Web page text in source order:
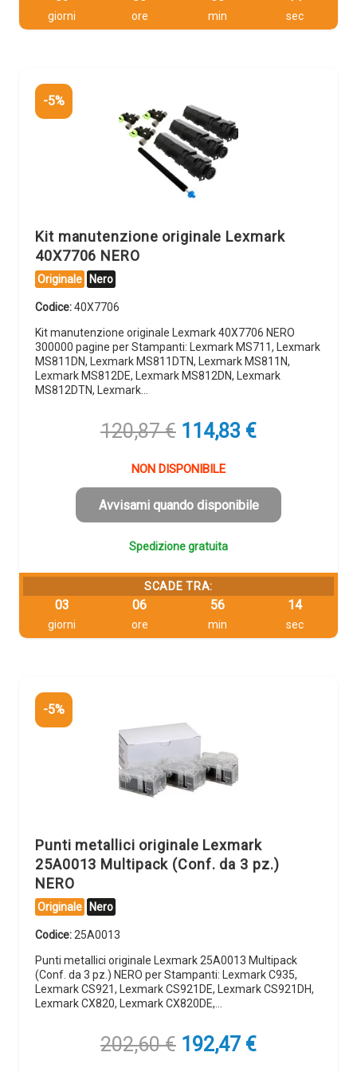
giorni ore min sec
-5%
Kit manutenzione originale Lexmark
40X7706 NERO
Originale Nero
Codice:40X7706
Kit manutenzione originale Lexmark 40X7706 NERO
300000 pagine per Stampanti: Lexmark MS711, Lexmark
MS811DN, Lexmark MS811DTN, Lexmark MS811N,
Lexmark MS812DE, Lexmark MS812DN, Lexmark
MS812DTN, Lexmark…
120,87€ Il
originale
era:
120,87 €.
114,83 €Il
è:
114,83 €.
NON DISPONIBILE
Avvisami quando disponibile
Spedizione gratuita
SCADE TRA:
03
giorni
06
ore
56
min
13
sec
-5%
Punti metallici originale Lexmark
25A0013 Multipack (Conf. da 3 pz.)
NERO
Originale Nero
Codice: 25A0013
Punti metallici originale Lexmark 25A0013 Multipack
(Conf. da 3 pz.) NERO per Stampanti: Lexmark C935,
Lexmark CS921, Lexmark CS921DE, Lexmark CS921DH,
Lexmark CX820, Lexmark CX820DE,…
202,60€ Il
192,47 €Il